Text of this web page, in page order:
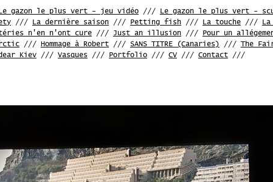
Le gazon le plus vert - jeu vidéo /// Le gazon le plus vert -
/// La dernière saison /// Petting fish /// La touche ///
n'en n'ont cure /// Just an illusion /// Pour un
/// Hommage à Robert /// SANS TITRE (Canaries) /// The
Kiev /// Vasques /// Portfolio /// CV /// Contact ///